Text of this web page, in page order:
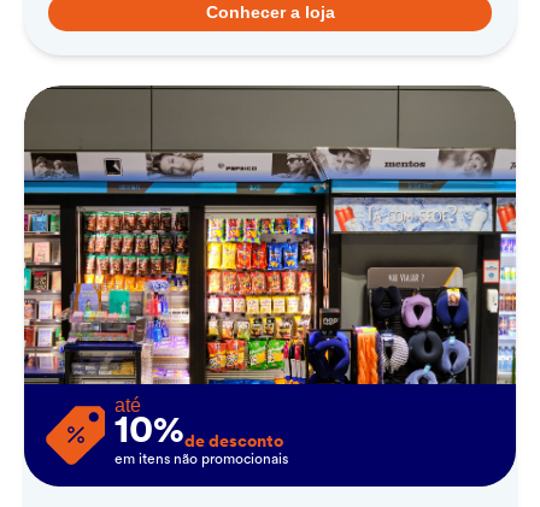
Conhecer a loja
até
10%de desconto
em itens não promocionais